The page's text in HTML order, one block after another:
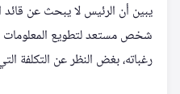
يبين أن الرئيس لا يبحث عن قائد
شخص مستعد لتطويع المعلومات
رغباته، بغض النظر عن التكلفة